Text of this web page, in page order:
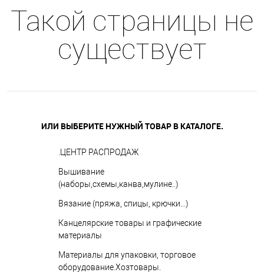
Такой страницы не
существует
ИЛИ ВЫБЕРИТЕ НУЖНЫЙ ТОВАР В КАТАЛОГЕ.
.ЦЕНТР РАСПРОДАЖ
Вышивание
(наборы,схемы,канва,мулине..)
Вязание (пряжа, спицы, крючки...)
Канцелярские товары и графические
материалы
Материалы для упаковки, торговое
оборудование.Хозтовары.